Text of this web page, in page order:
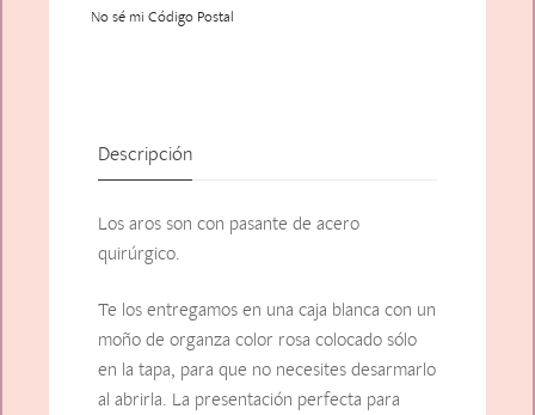
No sé mi Código Postal
Descripción
Los aros son con pasante de acero
quirúrgico.
Te los entregamos en una caja blanca con un
moño de organza color rosa colocado sólo
en la tapa, para que no necesites desarmarlo
al abrirla. La presentación perfecta para